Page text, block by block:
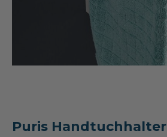
Puris Handtuchhalter